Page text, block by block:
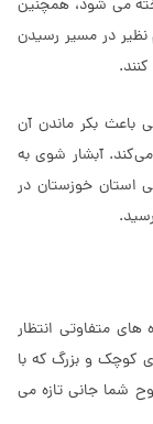
می شود، همچنین
نظیر در مسیر رسیدن
باعث بکر ماندن آن
آبشار شوی به
استان خوزستان در
متفاوتی انتظار
کوچک و بزرگ که با
شما جانی تازه می